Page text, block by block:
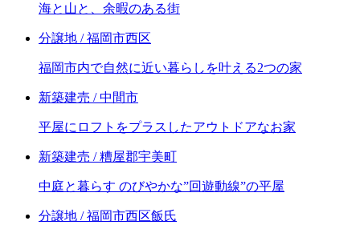
海と山と、余暇のある街
分譲地 / 福岡市西区
福岡市内で自然に近い暮らしを叶える2つの家
新築建売 / 中間市
平屋にロフトをプラスしたアウトドアなお家
新築建売 / 糟屋郡宇美町
中庭と暮らす のびやかな”回遊動線”の平屋
分譲地 / 福岡市西区飯氏